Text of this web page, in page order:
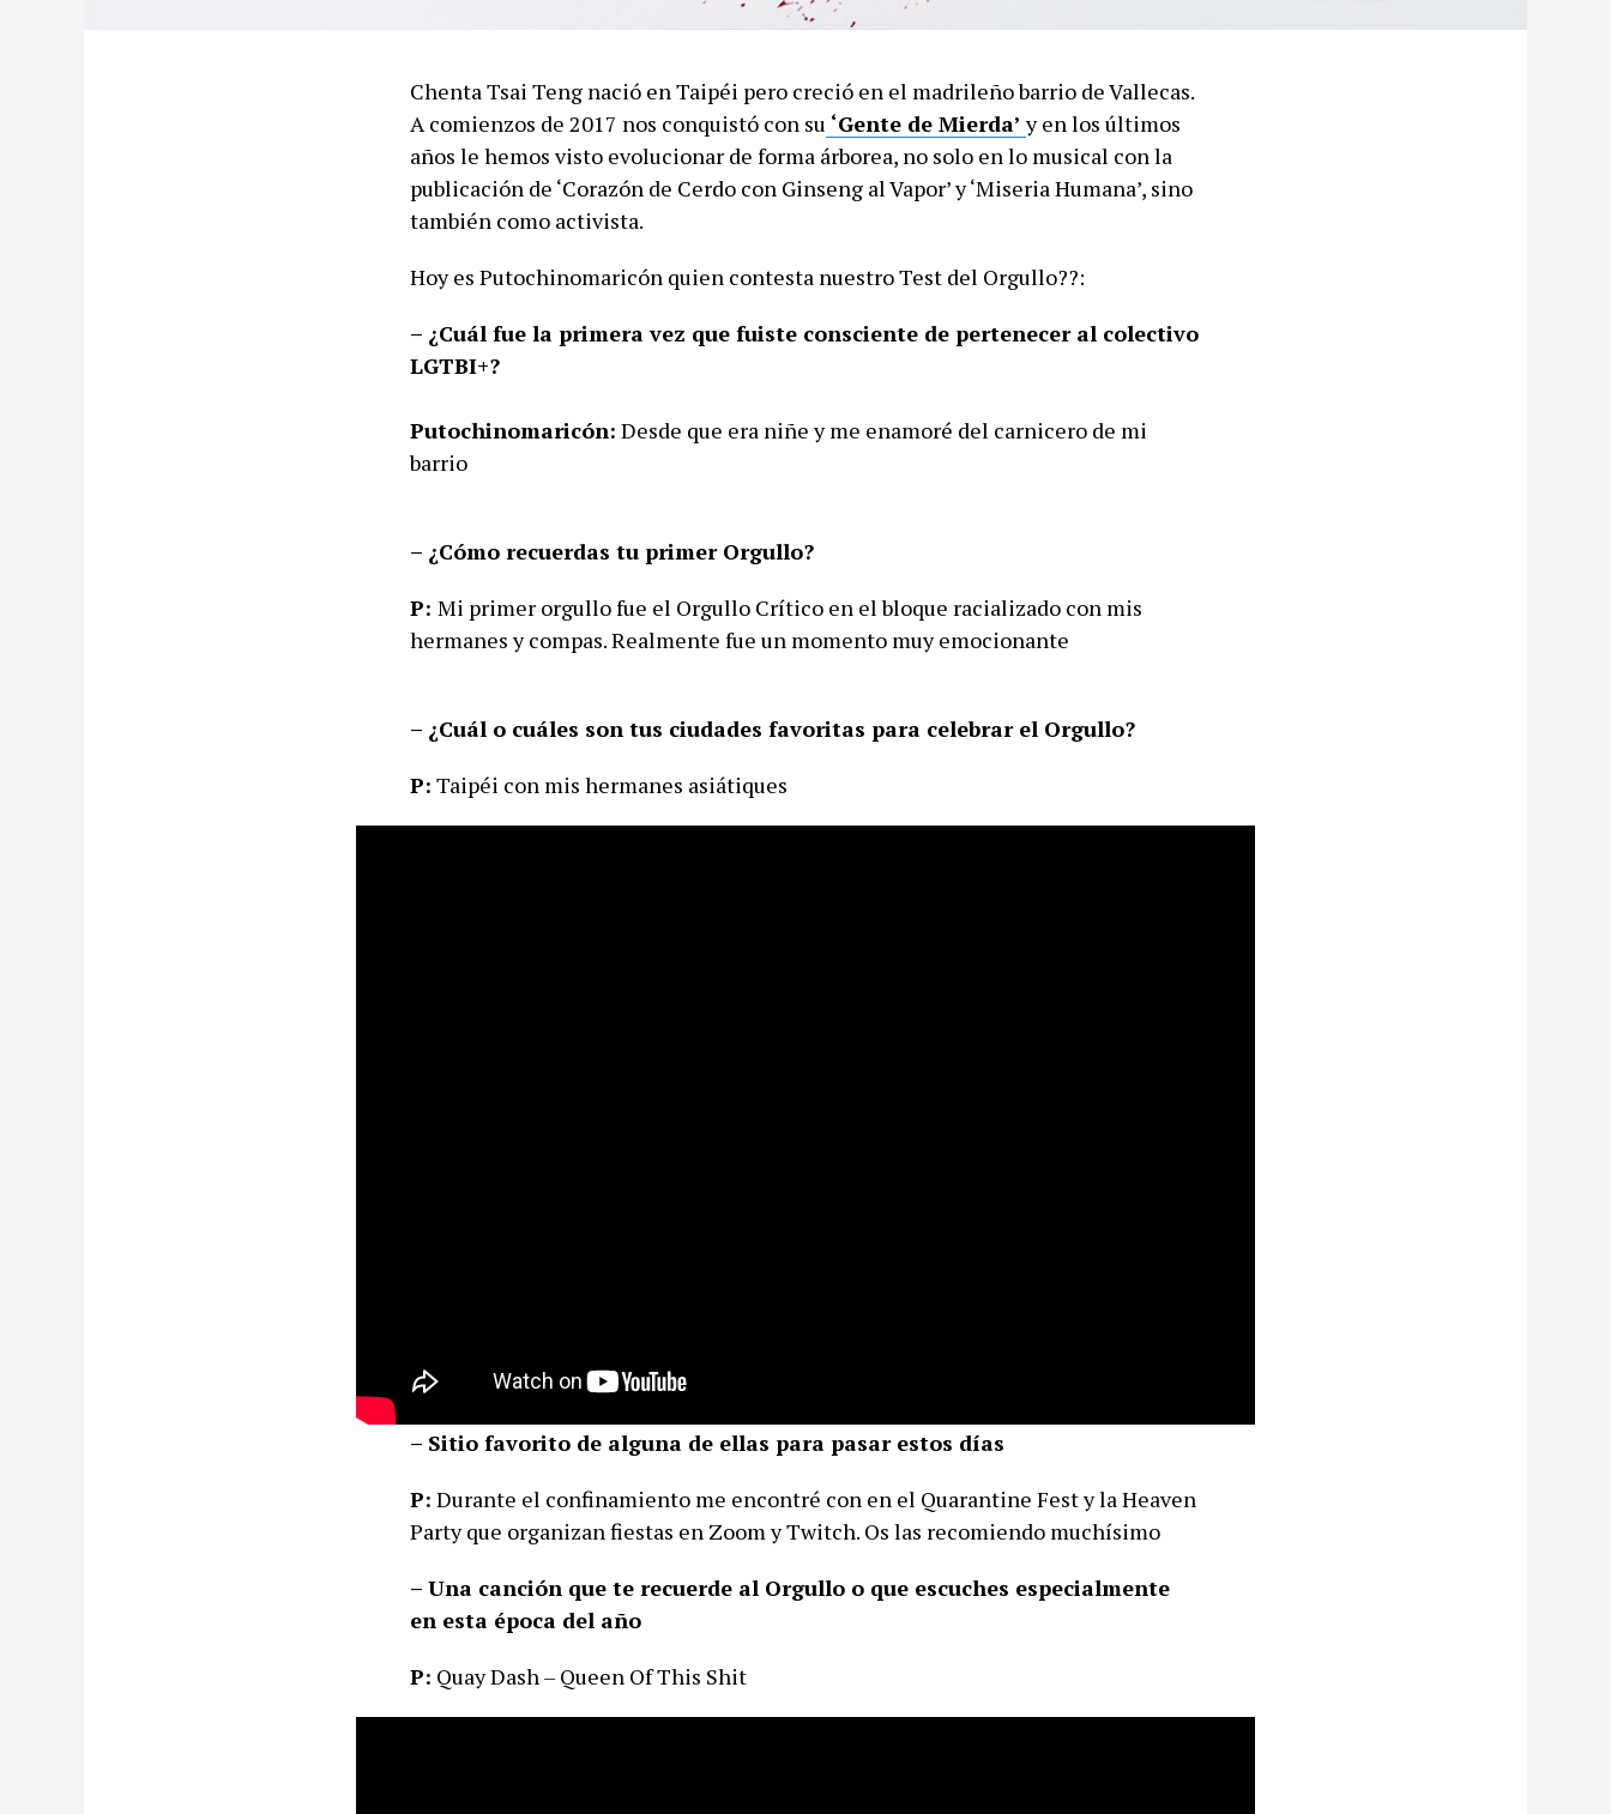
Chenta Tsai Teng nació en Taipéi pero creció en el madrileño barrio de Vallecas.
A comienzos de 2017 nos conquistó con su ‘Gente de Mierda’y en los últimos
años le hemos visto evolucionar de forma árborea, no solo en lo musical con la
publicación de ‘Corazón de Cerdo con Ginseng al Vapor’ y ‘Miseria Humana’, sino
también como activista.
Hoy es Putochinomaricón quien contesta nuestro Test del Orgullo?️‍?:
– ¿Cuál fue la primera vez que fuiste consciente de pertenecer al colectivo
LGTBI+?
Putochinomaricón: Desde que era niñe y me enamoré del carnicero de mi
barrio
– ¿Cómo recuerdas tu primer Orgullo?
P: Mi primer orgullo fue el Orgullo Crítico en el bloque racializado con mis
hermanes y compas. Realmente fue un momento muy emocionante
– ¿Cuál o cuáles son tus ciudades favoritas para celebrar el Orgullo?
P: Taipéi con mis hermanes asiátiques
– Sitio favorito de alguna de ellas para pasar estos días
P: Durante el confinamiento me encontré con en el Quarantine Fest y la Heaven
Party que organizan fiestas en Zoom y Twitch. Os las recomiendo muchísimo
– Una canción que te recuerde al Orgullo o que escuches especialmente
en esta época del año
P: Quay Dash – Queen Of This Shit